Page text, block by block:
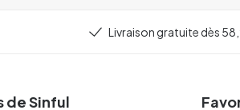
Livraison gratuite dès
de Sinful